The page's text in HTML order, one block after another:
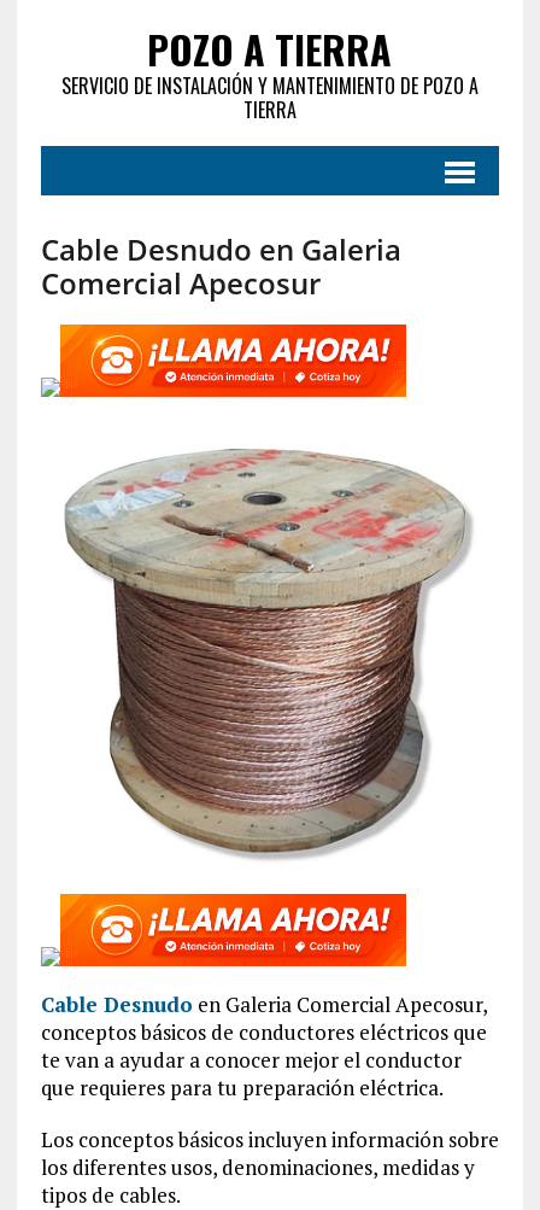
POZO A TIERRA
SERVICIO DE INSTALACIÓN Y MANTENIMIENTO DE POZO A
TIERRA
Cable Desnudo en Galeria
Comercial Apecosur
Cable Desnudo en Galeria Comercial Apecosur,
conceptos básicos de conductores eléctricos que
te van a ayudar a conocer mejor el conductor
que requieres para tu preparación eléctrica.
Los conceptos básicos incluyen información sobre
los diferentes usos, denominaciones, medidas y
tipos de cables.